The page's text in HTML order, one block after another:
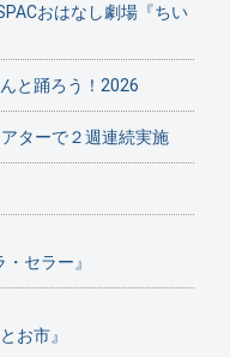
おはなし劇場『ちい
と踊ろう！2026
ターで２週連続実施
セラー』
お市』